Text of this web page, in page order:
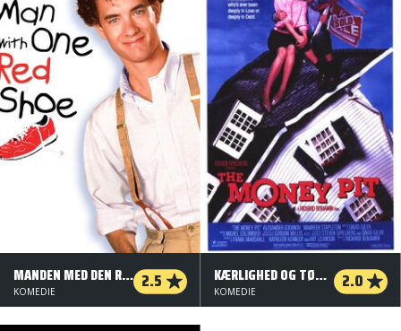
MANDEN MED DEN RØDE SKO 2.5
KOMEDIE
KÆRLIGHED OG TØMMERMÆND 2.0
KOMEDIE